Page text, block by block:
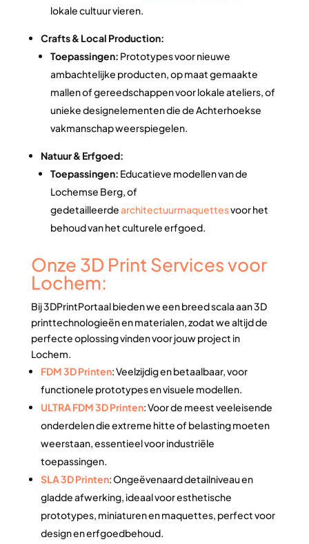
lokale cultuur vieren.
Crafts & Local Production:
Toepassingen: Prototypes voor nieuwe
ambachtelijke producten, op maat gemaakte
mallen of gereedschappen voor lokale ateliers, of
unieke designelementen die de Achterhoekse
vakmanschap weerspiegelen.
Natuur & Erfgoed:
Toepassingen: Educatieve modellen van de
Lochemse Berg, of
gedetailleerdearchitectuurmaquettesvoor het
behoud van het culturele erfgoed.
Onze 3D Print Services voor
Lochem:
Bij 3DPrintPortaal bieden we een breed scala aan 3D
printtechnologieën en materialen, zodat we altijd de
perfecte oplossing vinden voor jouw project in
Lochem.
FDM 3D Printen: Veelzijdig en betaalbaar, voor
functionele prototypes en visuele modellen.
ULTRA FDM 3D Printen: Voor de meest veeleisende
onderdelen die extreme hitte of belasting moeten
weerstaan, essentieel voor industriële
toepassingen.
SLA 3D Printen: Ongeëvenaard detailniveau en
gladde afwerking, ideaal voor esthetische
prototypes, miniaturen en maquettes, perfect voor
design en erfgoedbehoud.